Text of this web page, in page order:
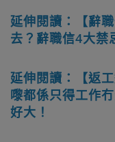
延伸閱讀：【辭
去？辭職信4大禁
延伸閱讀：【返
嚟都係只得工作
好大！